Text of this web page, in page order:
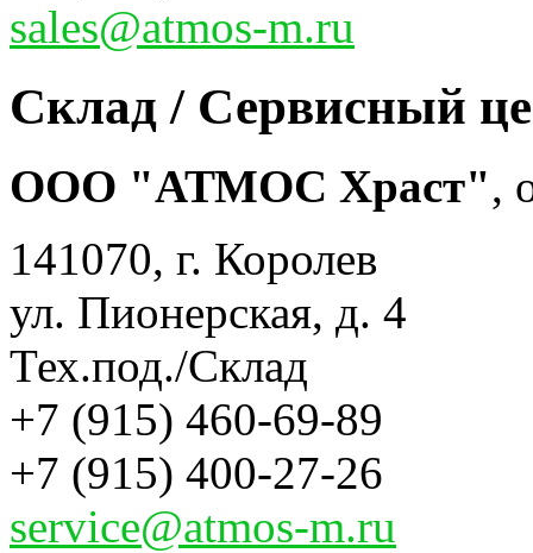
sales@atmos-m.ru
Склад / Сервисный
ООО "АТМОС Храст",
141070, г. Королев
ул. Пионерская, д. 4
Тех.под./Склад
+7 (915) 460-69-89
+7 (915) 400-27-26
service@atmos-m.ru